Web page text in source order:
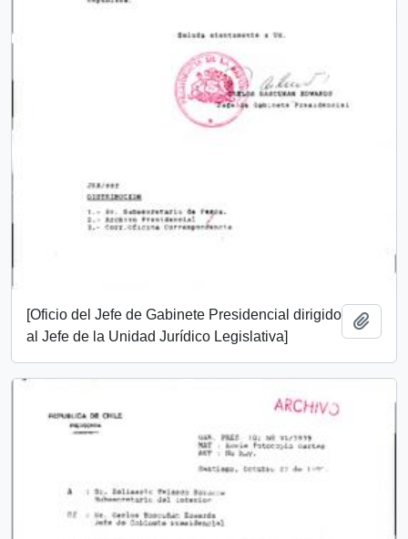
[Oficio del Jefe de Gabinete Presidencial dirigido
al Jefe de la Unidad Jurídico Legislativa]